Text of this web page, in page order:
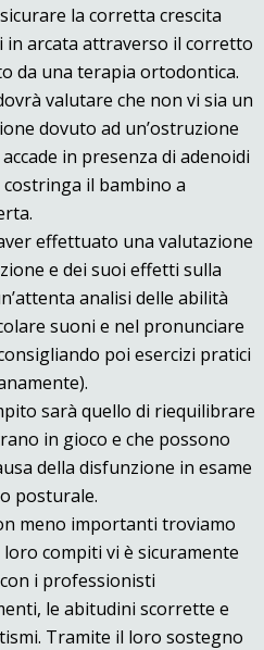
la corretta crescita
in arcata attraverso il corretto
da una terapia ortodontica.
valutare che non vi sia un
dovuto ad un’ostruzione
in presenza di adenoidi
il bambino a
effettuato una valutazione
e dei suoi effetti sulla
analisi delle abilità
suoni e nel pronunciare
poi esercizi pratici
sarà quello di riequilibrare
in gioco e che possono
della disfunzione in esame
posturale.
meno importanti troviamo
compiti vi è sicuramente
i professionisti
le abitudini scorrette e
Tramite il loro sostegno